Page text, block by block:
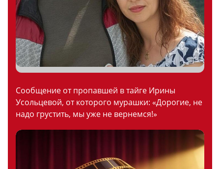
Сообщение от пропавшей в тайге Ирины
Усольцевой, от которого мурашки: «Дорогие, не
надо грустить, мы уже не вернемся!»